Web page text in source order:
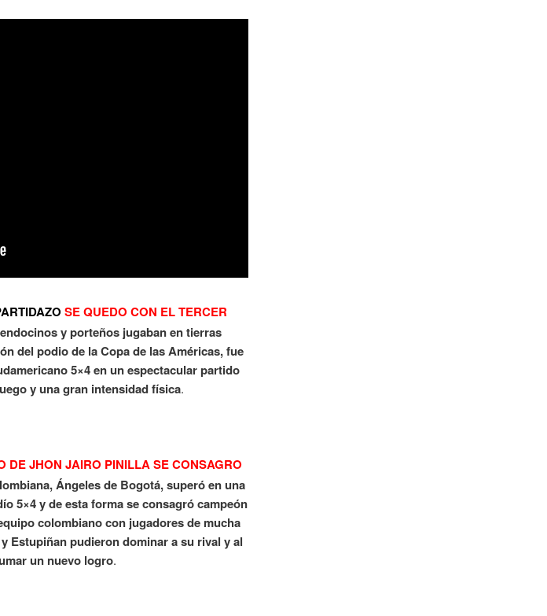
SE QUEDO CON EL TERCER
y porteños jugaban en tierras
del podio de la Copa de las Américas, fue
5×4 en un espectacular partido
y una gran intensidad física.
DE JHON JAIRO PINILLA SE CONSAGRO
Ángeles de Bogotá, superó en una
5×4 y de esta forma se consagró campeón
colombiano con jugadores de mucha
Estupiñan pudieron dominar a su rival y al
un nuevo logro.